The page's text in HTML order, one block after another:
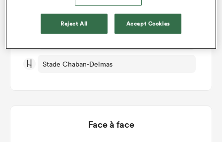
Manche 23
Stade Chaban-Delmas
Face à face
Reject All Accept Cookies